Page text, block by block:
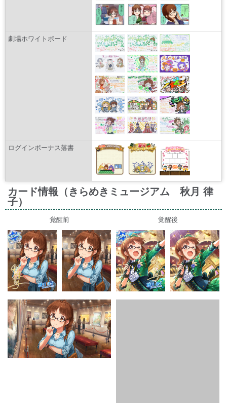
劇場ホワイトボード
ログインボーナス落書
カード情報（きらめきミュージアム 秋月 律
子）
覚醒前 覚醒後